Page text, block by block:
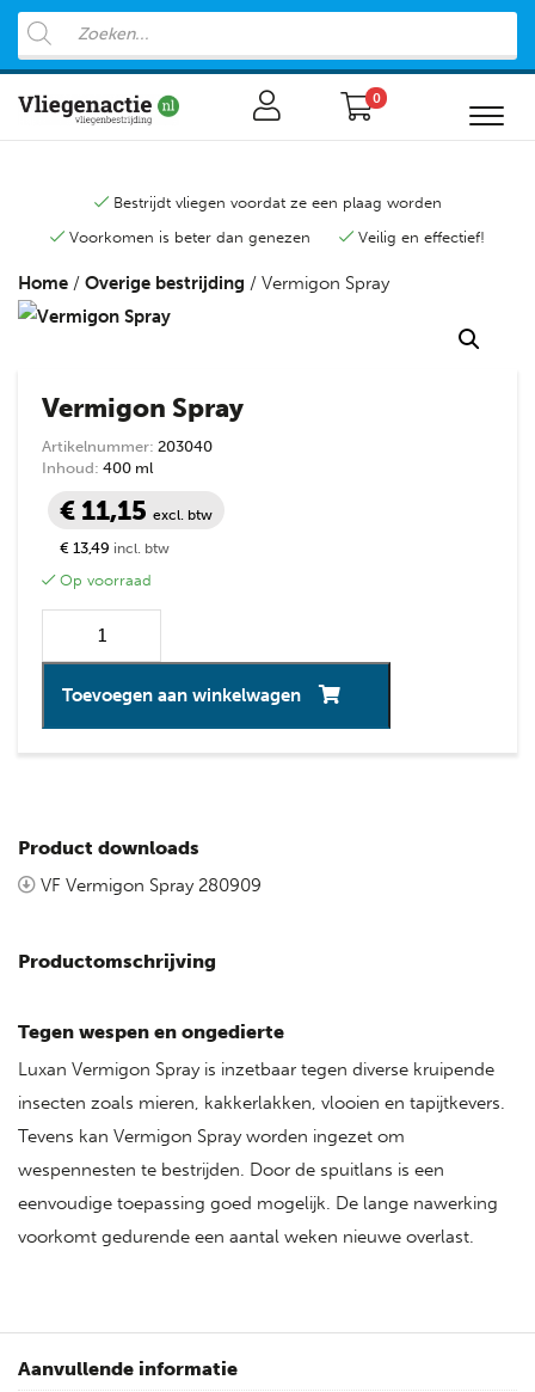
0
Bestrijdt vliegen voordat ze een plaag worden
Voorkomen is beter dan genezen
Veilig en effectief!
Home / Overige bestrijding / Vermigon Spray
Vermigon Spray
Artikelnummer: 203040
Inhoud: 400 ml
€ 11,15 excl. btw
€ 13,49 incl. btw
Op voorraad
Toevoegen aan winkelwagen
Product downloads
VF Vermigon Spray 280909
Productomschrijving
Tegen wespen en ongedierte
Luxan Vermigon Spray is inzetbaar tegen diverse kruipende
insecten zoals mieren, kakkerlakken, vlooien en tapijtkevers.
Tevens kan Vermigon Spray worden ingezet om
wespennesten te bestrijden. Door de spuitlans is een
eenvoudige toepassing goed mogelijk. De lange nawerking
voorkomt gedurende een aantal weken nieuwe overlast.
Aanvullende informatie